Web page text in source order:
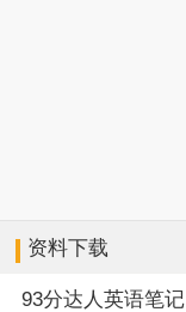
资料下载
93分达人英语笔记